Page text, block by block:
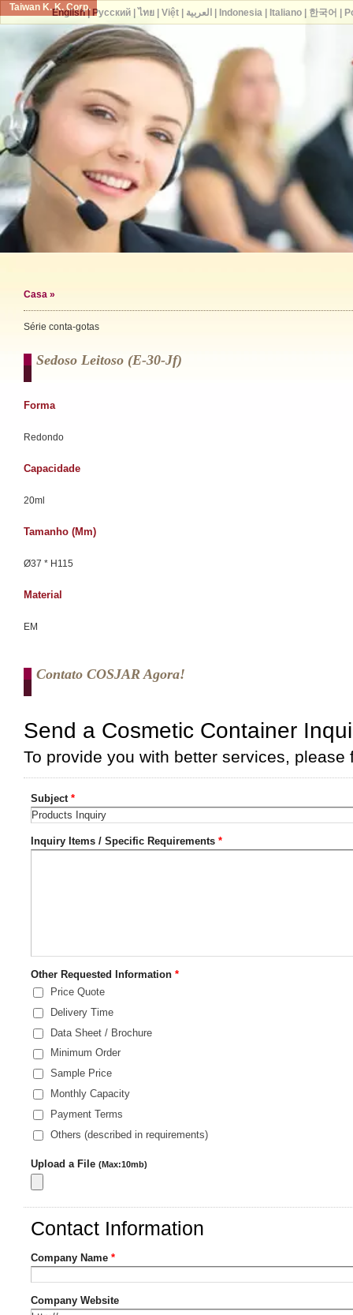
Taiwan K. K. Corp.
Casa »
Série conta-gotas
Sedoso Leitoso (e-30-Jf)
Forma
Redondo
Capacidade
20ml
Tamanho (mm)
Ø37 * H115
Material
EM
Contato COSJAR Agora!
English| Русский| ไทย| Việt| العربية Indonesia| Italiano| 한국어